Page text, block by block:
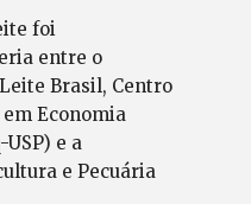
foi
entre o
Brasil, Centro
Economia
e a
e Pecuária